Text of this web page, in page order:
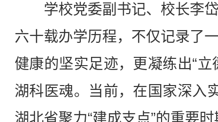
学校党委副书记、校长李岱
六十载办学历程，不仅记录了
健康的坚实足迹，更凝练出“立
湖科医魂。当前，在国家深入
湖北省聚力“建成支点”的重要